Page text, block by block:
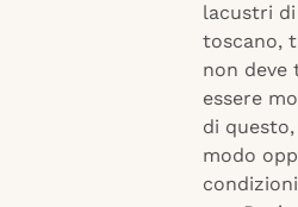
lacustri di
toscano,
non deve
essere
di
modo